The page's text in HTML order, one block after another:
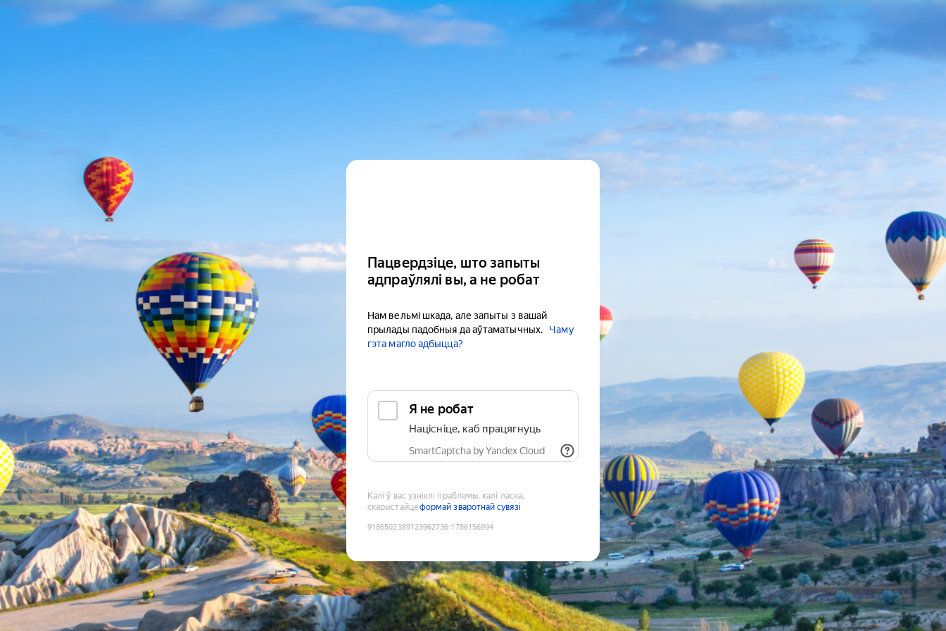
Пацвердзіце, што запыты
адпраўлялі вы, а не робат
Нам вельмі шкада, але запыты з вашай
прылады падобныя да аўтаматычных.
Чаму
гэта магло адбыцца?
Я не робат
Націсніце, каб працягнуць
SmartCaptcha by Yandex Cloud
Калі ў вас узніклі праблемы, калі ласка,
скарыстайцеформай зваротнай сувязі
9186502389123962736:1786156994